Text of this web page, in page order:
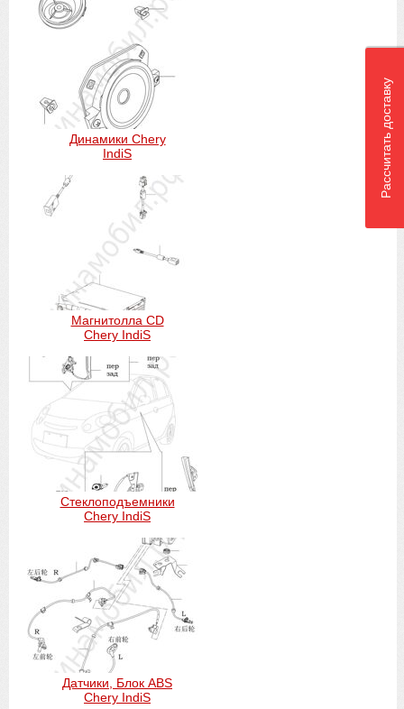
Динамики Chery
IndiS
Магнитолла CD
Chery IndiS
Стеклоподъемники
Chery IndiS
Датчики, Блок ABS
Chery IndiS
Рассчитать доставку